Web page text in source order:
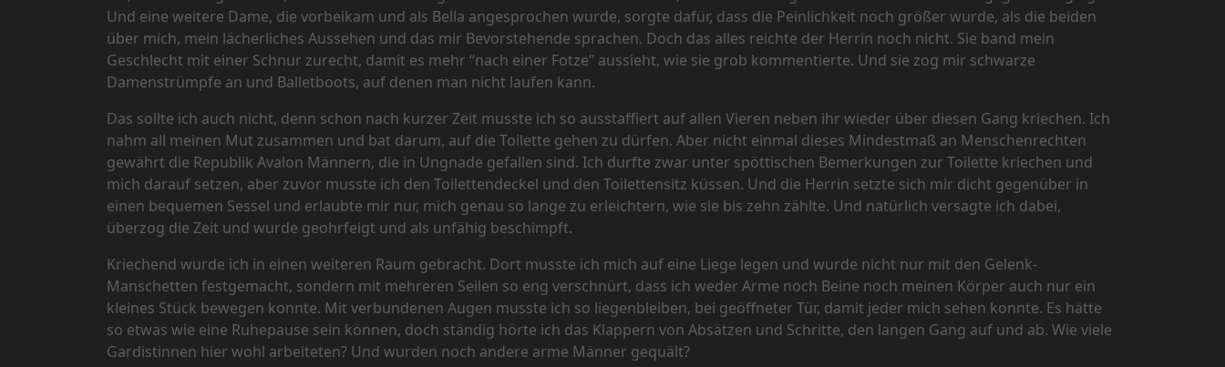
Und eine weitere Dame, die vorbeikam und als Bella angesprochen wurde, sorgte dafür, dass die Peinlichkeit noch größer wurde, als die beiden
über mich, mein lächerliches Aussehen und das mir Bevorstehende sprachen. Doch das alles reichte der Herrin noch nicht. Sie band mein
Geschlecht mit einer Schnur zurecht, damit es mehr “nach einer Fotze” aussieht, wie sie grob kommentierte. Und sie zog mir schwarze
Damenstrümpfe an und Balletboots, auf denen man nicht laufen kann.
Das sollte ich auch nicht, denn schon nach kurzer Zeit musste ich so ausstaffiert auf allen Vieren neben ihr wieder über diesen Gang kriechen. Ich
nahm all meinen Mut zusammen und bat darum, auf die Toilette gehen zu dürfen. Aber nicht einmal dieses Mindestmaß an Menschenrechten
gewährt die Republik Avalon Männern, die in Ungnade gefallen sind. Ich durfte zwar unter spöttischen Bemerkungen zur Toilette kriechen und
mich darauf setzen, aber zuvor musste ich den Toilettendeckel und den Toilettensitz küssen. Und die Herrin setzte sich mir dicht gegenüber in
einen bequemen Sessel und erlaubte mir nur, mich genau so lange zu erleichtern, wie sie bis zehn zählte. Und natürlich versagte ich dabei,
überzog die Zeit und wurde geohrfeigt und als unfähig beschimpft.
Kriechend wurde ich in einen weiteren Raum gebracht. Dort musste ich mich auf eine Liege legen und wurde nicht nur mit den Gelenk-
Manschetten festgemacht, sondern mit mehreren Seilen so eng verschnürt, dass ich weder Arme noch Beine noch meinen Körper auch nur ein
kleines Stück bewegen konnte. Mit verbundenen Augen musste ich so liegenbleiben, bei geöffneter Tür, damit jeder mich sehen konnte. Es hätte
so etwas wie eine Ruhepause sein können, doch ständig hörte ich das Klappern von Absätzen und Schritte, den langen Gang auf und ab. Wie viele
Gardistinnen hier wohl arbeiteten? Und wurden noch andere arme Männer gequält?